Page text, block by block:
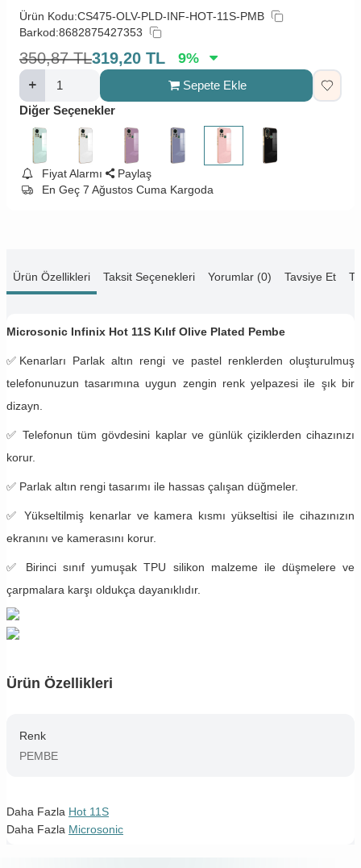
Ürün Kodu:CS475-OLV-PLD-INF-HOT-11S-PMB
Barkod:8682875427353
350,87 TL319,20 TL 9%
Sepete Ekle
Diğer Seçenekler
Fiyat Alarmı
Paylaş
En Geç 7 Ağustos Cuma Kargoda
Ürün Özellikleri Taksit Seçenekleri Yorumlar (0) Tavsiye Et
Microsonic Infinix Hot 11S Kılıf Olive Plated Pembe
✅ Kenarları Parlak altın rengi ve pastel renklerden oluşturulmuş
telefonunuzun tasarımına uygun zengin renk yelpazesi ile şık bir
dizayn.
✅Telefonun tüm gövdesini kaplar ve günlük çiziklerden cihazınızı
korur.
✅ Parlak altın rengi tasarımı ile hassas çalışan düğmeler.
✅ Yükseltilmiş kenarlar ve kamera kısmı yükseltisi ile cihazınızın
ekranını ve kamerasını korur.
✅ Birinci sınıf yumuşak TPU silikon malzeme ile düşmelere ve
çarpmalara karşı oldukça dayanıklıdır.
Ürün Özellikleri
Renk
PEMBE
Daha Fazla Hot 11S
Daha Fazla Microsonic